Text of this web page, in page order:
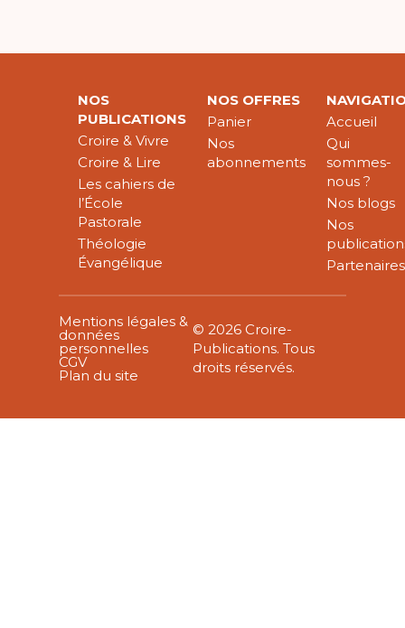
NOS
PUBLICATIONS
Croire & Vivre
Croire & Lire
Les cahiers de
l’École
Pastorale
Théologie
Évangélique
NOS OFFRES
Panier
Nos
abonnements
Accueil
Qui
sommes-
nous ?
Nos blogs
Nos
Partenaires
Mentions légales &
données
personnelles
CGV
Plan du site
© 2026 Croire-
Publications. Tous
droits réservés.